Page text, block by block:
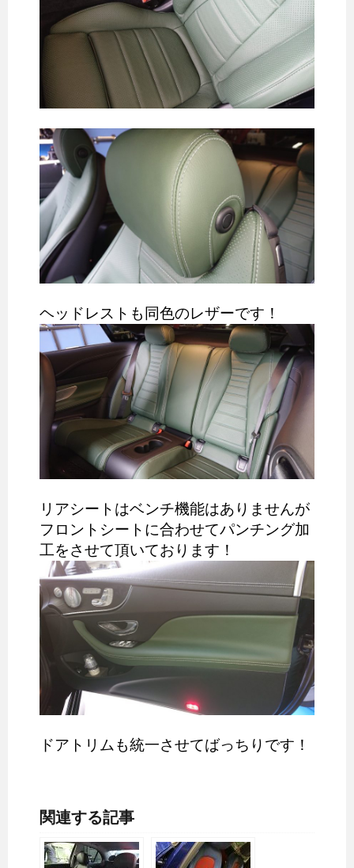
ヘッドレストも同色のレザーです！
リアシートはベンチ機能はありませんが
フロントシートに合わせてパンチング加
工をさせて頂いております！
ドアトリムも統一させてばっちりです！
関連する記事